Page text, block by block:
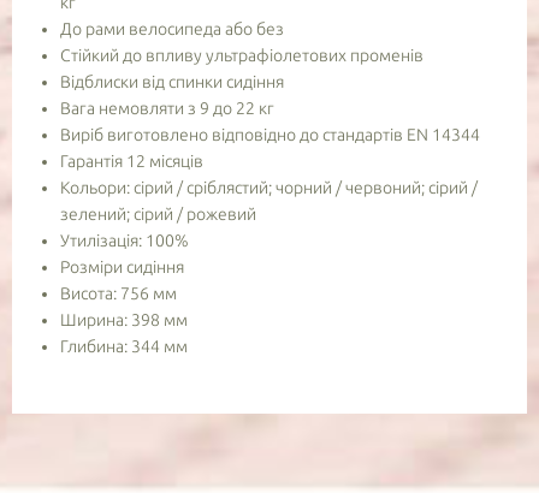
До рами велосипеда або без
Стійкий до впливу ультрафіолетових променів
Відблиски від спинки сидіння
Вага немовляти з 9 до 22 кг
Виріб виготовлено відповідно до стандартів EN 14344
Гарантія 12 місяців
Кольори: сірий / сріблястий; чорний / червоний; сірий /
зелений; сірий / рожевий
Утилізація: 100%
Розміри сидіння
Висота: 756 мм
Ширина: 398 мм
Глибина: 344 мм